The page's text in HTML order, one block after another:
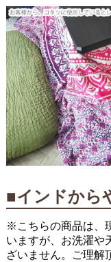
■インドから
※こちらの商品は、
いますが、お洗濯や
ざいません。ご理解